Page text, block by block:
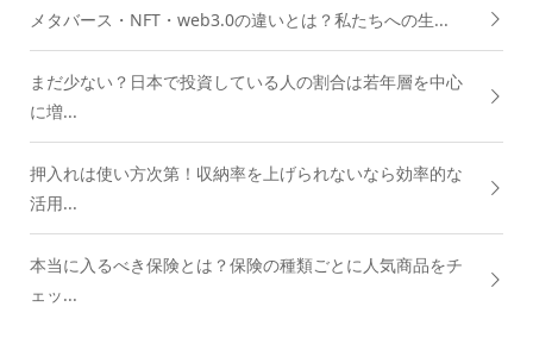
メタバース・NFT・web3.0の違いとは？私たちへの生...
まだ少ない？日本で投資している人の割合は若年層を中心
に増...
押入れは使い方次第！収納率を上げられないなら効率的な
活用...
本当に入るべき保険とは？保険の種類ごとに人気商品をチ
ェッ...